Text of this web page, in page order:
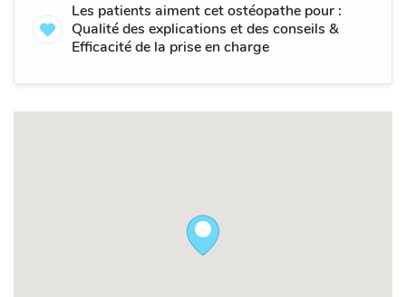
Les patients aiment cet ostéopathe pour :
Qualité des explications et des conseils &
Efficacité de la prise en charge